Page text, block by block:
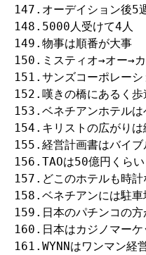
147.オーデイション後5
148.5000人受けて4人
149.物事は順番が大事
150.ミスティオ→オー→
151.サンズコーポレーシ
152.嘆きの橋にあるく歩
153.ベネチアンホテルは
154.キリストの広がりは
155.経営計画書はバイブ
156.TAOは50億円くらい
157.どこのホテルも時計
158.ベネチアンには駐車
159.日本のパチンコの方
160.日本はカジノマーケ
161.WYNNはワンマン経